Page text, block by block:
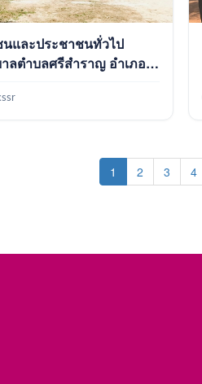
นและประชาชนทั่วไป
1 (current)
2 3 4